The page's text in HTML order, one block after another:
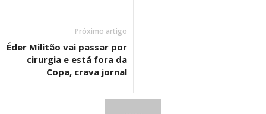
Próximo artigo
Éder Militão vai passar por
cirurgia e está fora da
Copa, crava jornal